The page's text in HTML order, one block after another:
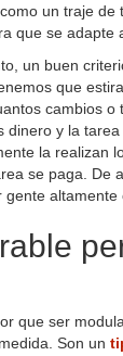
un traje de
que se adapte
un buen
que
cambios o
dinero y la tarea
la realizan
se paga. De
altamente
que ser
Son un